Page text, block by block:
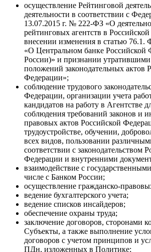
осуществление Рейтинговой
деятельности в соответствии с
13.07.2015 г. № 222-ФЗ «О
рейтинговых агентств в
внесении изменения в статью 76.1.
«О Центральном банке Российской
России)» и признании
положений законодательных актов
Федерации»;
соблюдение трудового
Федерации, организации учета
кандидатов на работу в Агентстве
соблюдения требований законов и
правовых актов Российской
трудоустройстве, обучении,
всех видов, пользовании
соответствии с законодательством
Федерации и внутренними
взаимодействие с
числе с Банком России;
осуществление гражданско-
ведение бухгалтерского учета;
ведение списков инсайдеров;
обеспечение охраны труда;
заключение договоров, сторонами
Субъекты, а также выполнение
договоров с учетом принципов и
ПДн, изложенных в Политике;